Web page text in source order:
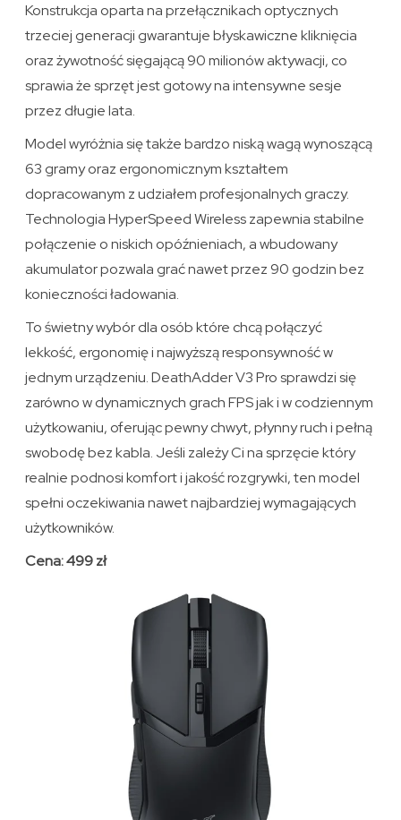
Konstrukcja oparta na przełącznikach optycznych
trzeciej generacji gwarantuje błyskawiczne kliknięcia
oraz żywotność sięgającą 90 milionów aktywacji, co
sprawia że sprzęt jest gotowy na intensywne sesje
przez długie lata.
Model wyróżnia się także bardzo niską wagą wynoszącą
63 gramy oraz ergonomicznym kształtem
dopracowanym z udziałem profesjonalnych graczy.
Technologia HyperSpeed Wireless zapewnia stabilne
połączenie o niskich opóźnieniach, a wbudowany
akumulator pozwala grać nawet przez 90 godzin bez
konieczności ładowania.
To świetny wybór dla osób które chcą połączyć
lekkość, ergonomię i najwyższą responsywność w
jednym urządzeniu. DeathAdder V3 Pro sprawdzi się
zarówno w dynamicznych grach FPS jak i w codziennym
użytkowaniu, oferując pewny chwyt, płynny ruch i pełną
swobodę bez kabla. Jeśli zależy Ci na sprzęcie który
realnie podnosi komfort i jakość rozgrywki, ten model
spełni oczekiwania nawet najbardziej wymagających
użytkowników.
Cena: 499 zł